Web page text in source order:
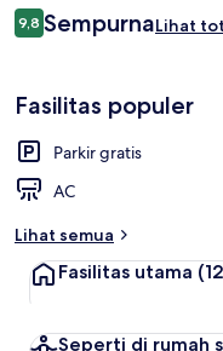
Ulasan
9,89,8 dari 10
SempurnaLihat
Fasilitas populer
Parkir gratis
AC
Lihat semua
Fasilitas utama
Seperti di rumah